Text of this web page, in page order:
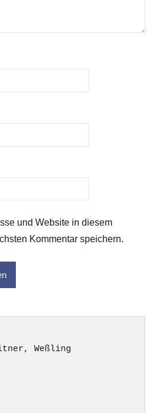
und Website in diesem
Kommentar speichern.